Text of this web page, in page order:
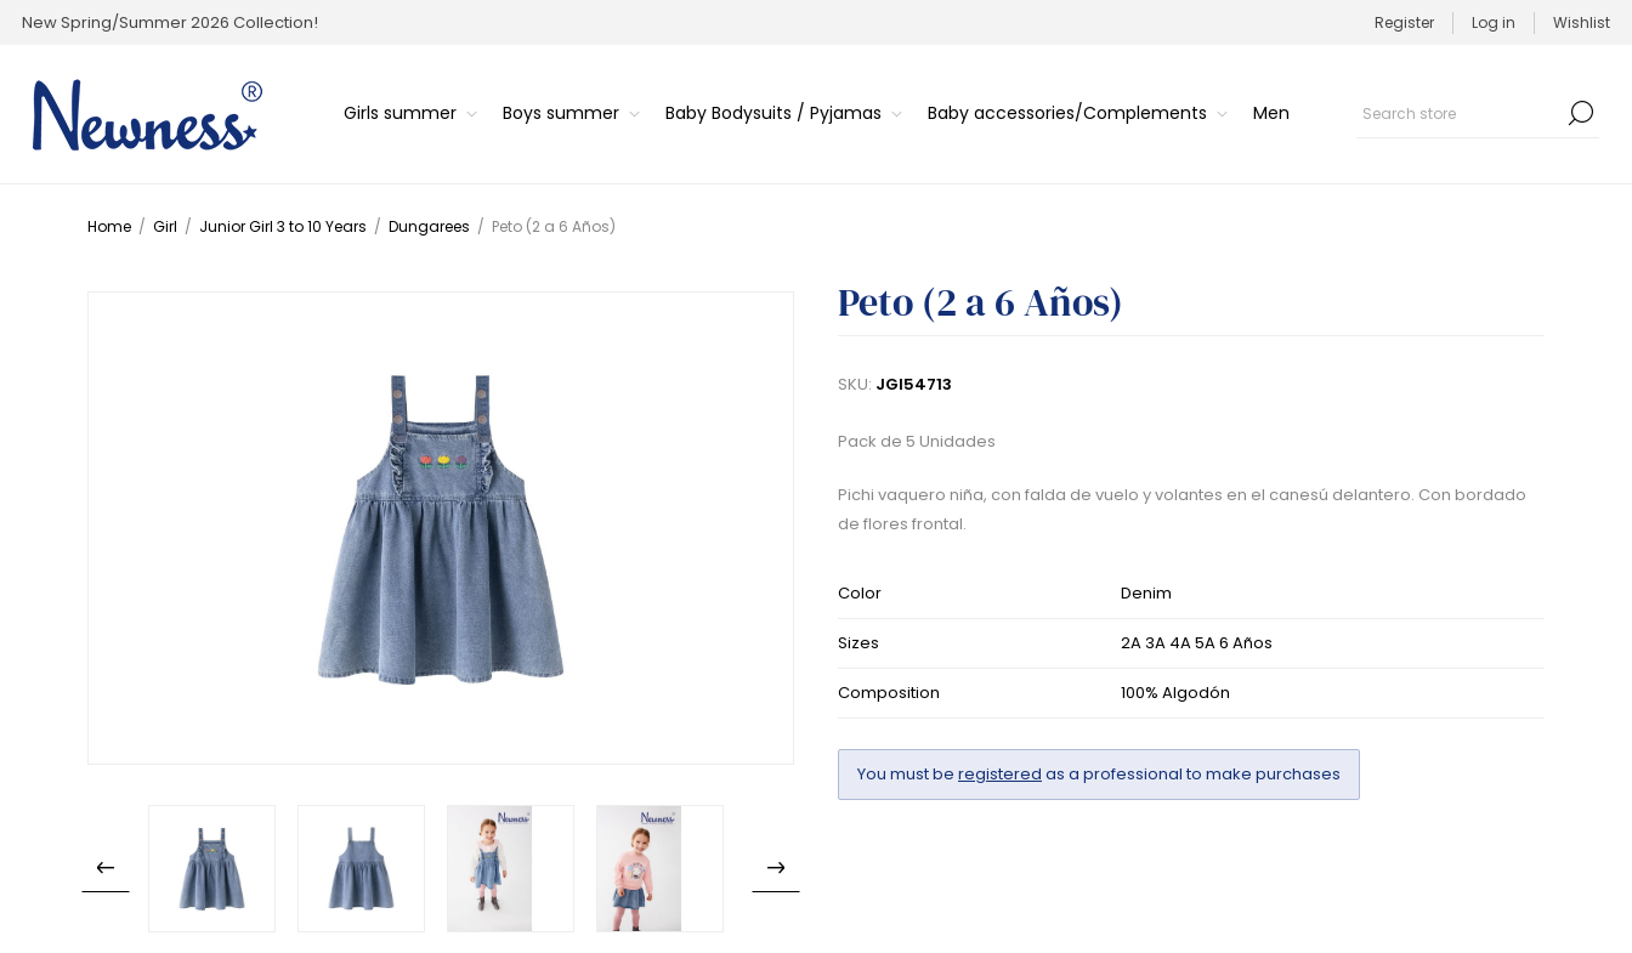
New Spring/Summer 2026 Collection! Register Log in Wishlist
Girls summer Boys summer Baby Bodysuits / Pyjamas Baby accessories/Complements Men
Home / Girl / Junior Girl 3 to 10 Years / Dungarees / Peto (2 a 6 Años)
Peto (2 a 6 Años)
SKU: JGI54713
Pack de 5 Unidades
Pichi vaquero niña, con falda de vuelo y volantes en el canesú delantero. Con bordado
de flores frontal.
Color Denim
Sizes 2A 3A 4A 5A 6 Años
Composition 100% Algodón
You must be registered as a professional to make purchases